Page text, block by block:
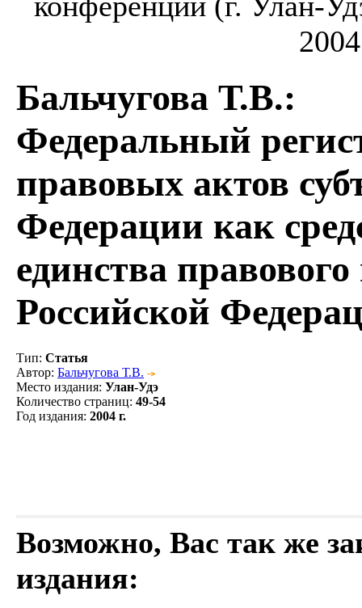
Бальчугова Т.В.:
Федеральный
правовых актов
Федерации как
единства
Российской
Тип: Статья
Автор: Бальчугова Т.В.
Место издания: Улан-Удэ
Количество страниц: 49-54
Год издания: 2004 г.
Возможно, Вас так же
издания: